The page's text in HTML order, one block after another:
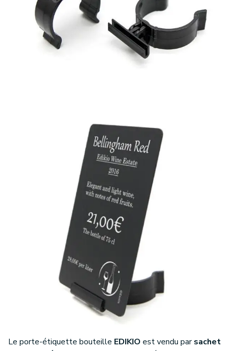
Le porte-étiquette bouteille EDIKIO est vendu parsachet